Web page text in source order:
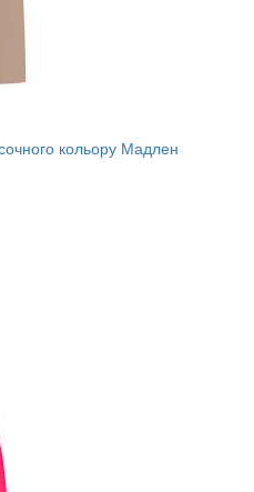
кольору Мадлен